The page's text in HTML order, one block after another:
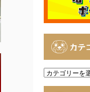
カテ
カ